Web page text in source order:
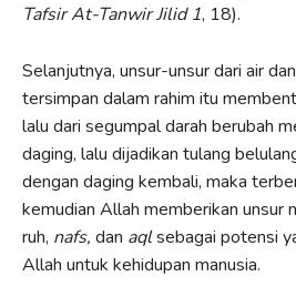
Tafsir At-Tanwir Jilid 1, 18).
Selanjutnya, unsur-unsur dari air
tersimpan dalam rahim itu
lalu dari segumpal darah berubah
daging, lalu dijadikan tulang
dengan daging kembali, maka
kemudian Allah memberikan unsur
ruh, nafs, dan aqlsebagai potensi
Allah untuk kehidupan manusia.